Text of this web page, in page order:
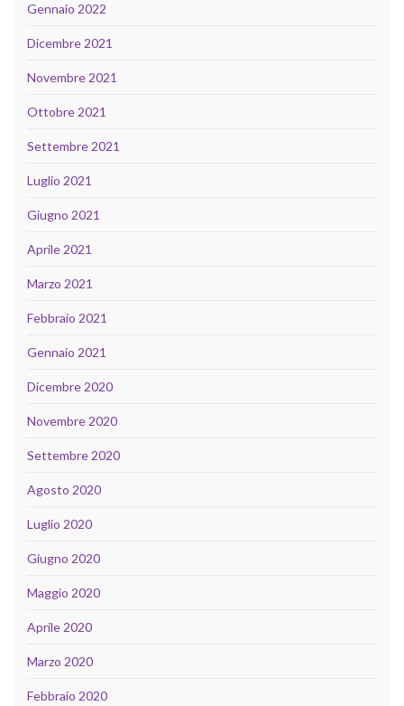
Gennaio 2022
Dicembre 2021
Novembre 2021
Ottobre 2021
Settembre 2021
Luglio 2021
Giugno 2021
Aprile 2021
Marzo 2021
Febbraio 2021
Gennaio 2021
Dicembre 2020
Novembre 2020
Settembre 2020
Agosto 2020
Luglio 2020
Giugno 2020
Maggio 2020
Aprile 2020
Marzo 2020
Febbraio 2020